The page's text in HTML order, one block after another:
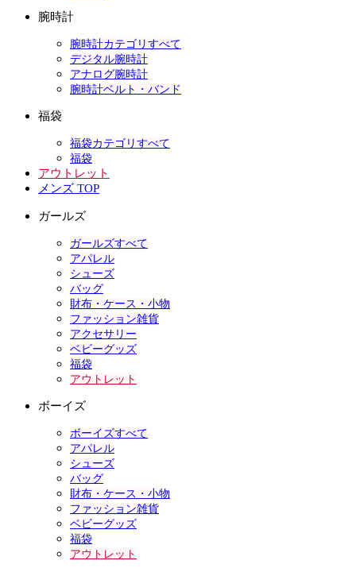
腕時計
腕時計カテゴリすべて
デジタル腕時計
アナログ腕時計
腕時計ベルト・バンド
福袋
福袋カテゴリすべて
福袋
アウトレット
メンズ TOP
ガールズ
ガールズすべて
アパレル
シューズ
バッグ
財布・ケース・小物
ファッション雑貨
アクセサリー
ベビーグッズ
福袋
アウトレット
ボーイズ
ボーイズすべて
アパレル
シューズ
バッグ
財布・ケース・小物
ファッション雑貨
ベビーグッズ
福袋
アウトレット